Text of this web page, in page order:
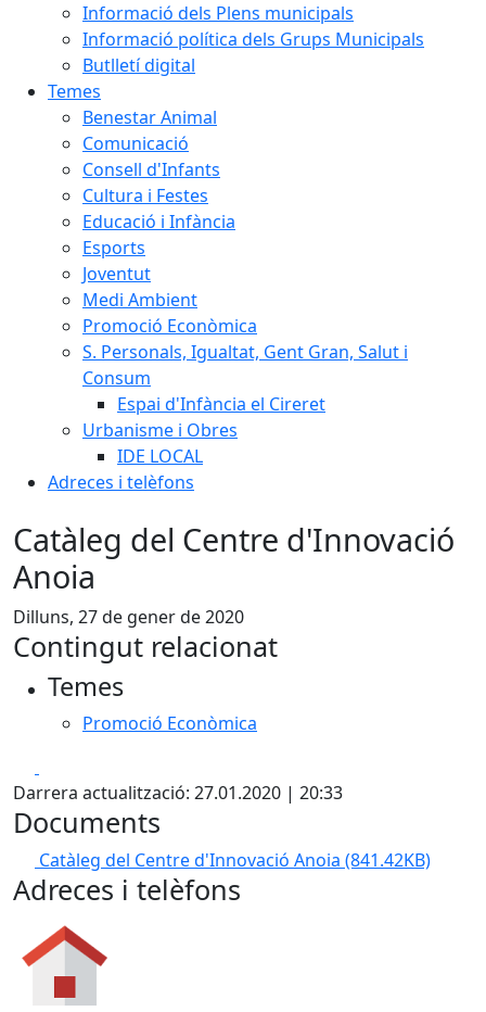
Informació dels Plens municipals
Informació política dels Grups Municipals
Butlletí digital
Temes
Benestar Animal
Comunicació
Consell d'Infants
Cultura i Festes
Educació i Infància
Esports
Joventut
Medi Ambient
Promoció Econòmica
S. Personals, Igualtat, Gent Gran, Salut i
Consum
Espai d'Infància el Cireret
Urbanisme i Obres
IDE LOCAL
Adreces i telèfons
Catàleg del Centre d'Innovació
Anoia
Dilluns, 27 de gener de 2020
Contingut relacionat
Temes
Promoció Econòmica
Darrera actualització: 27.01.2020 | 20:33
Documents
Catàleg del Centre d'Innovació Anoia (841.42KB)
Adreces i telèfons